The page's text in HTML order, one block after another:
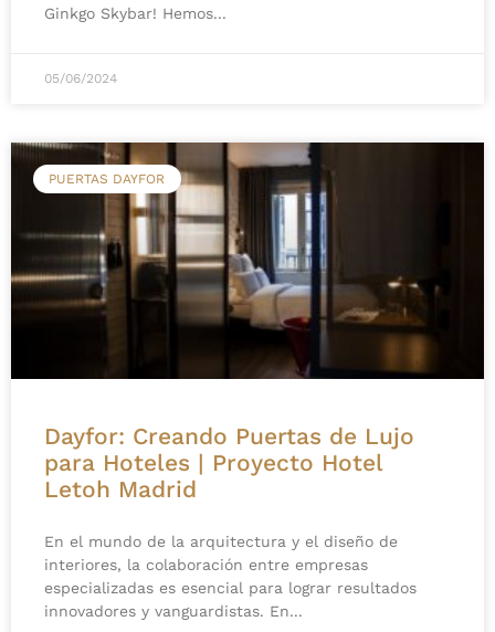
Ginkgo Skybar! Hemos
05/06/2024
PUERTAS DAYFOR
Dayfor: Creando Puertas de Lujo
para Hoteles | Proyecto Hotel
Letoh Madrid
En el mundo de la arquitectura y el diseño de
interiores, la colaboración entre empresas
especializadas es esencial para lograr resultados
innovadores y vanguardistas. En